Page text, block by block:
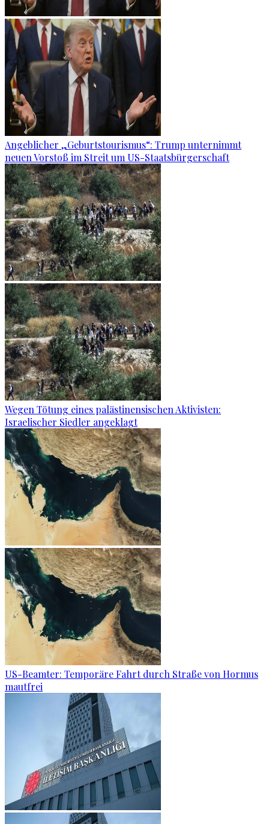
Angeblicher „Geburtstourismus“: Trump unternimmt
neuen Vorstoß im Streit um US-Staatsbürgerschaft
Wegen Tötung eines palästinensischen Aktivisten:
Israelischer Siedler angeklagt
US-Beamter: Temporäre Fahrt durch Straße von Hormus
mautfrei